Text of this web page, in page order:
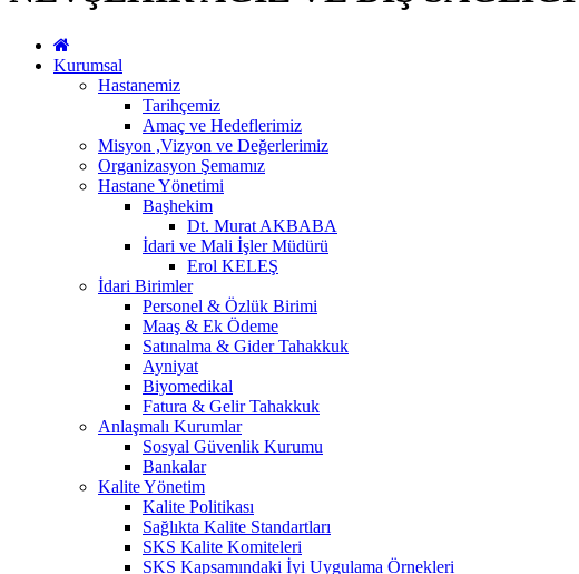
Kurumsal
Hastanemiz
Tarihçemiz
Amaç ve Hedeflerimiz
Misyon ,Vizyon ve Değerlerimiz
Organizasyon Şemamız
Hastane Yönetimi
Başhekim
Dt. Murat AKBABA
İdari ve Mali İşler Müdürü
Erol KELEŞ
İdari Birimler
Personel & Özlük Birimi
Maaş & Ek Ödeme
Satınalma & Gider Tahakkuk
Ayniyat
Biyomedikal
Fatura & Gelir Tahakkuk
Anlaşmalı Kurumlar
Sosyal Güvenlik Kurumu
Bankalar
Kalite Yönetim
Kalite Politikası
Sağlıkta Kalite Standartları
SKS Kalite Komiteleri
SKS Kapsamındaki İyi Uygulama Örnekleri